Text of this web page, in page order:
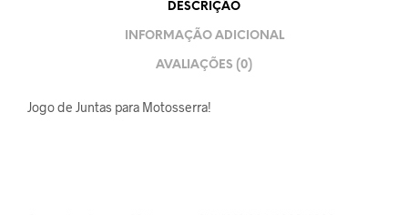
DESCRIÇÃO
INFORMAÇÃO ADICIONAL
AVALIAÇÕES (0)
Jogo de Juntas para Motosserra!